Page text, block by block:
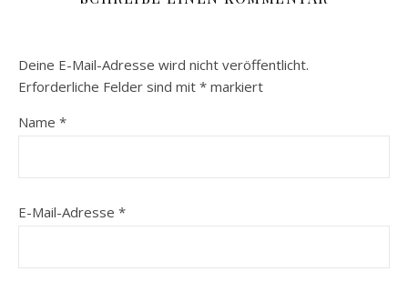
Deine E-Mail-Adresse wird nicht veröffentlicht.
Erforderliche Felder sind mit * markiert
Name *
E-Mail-Adresse *